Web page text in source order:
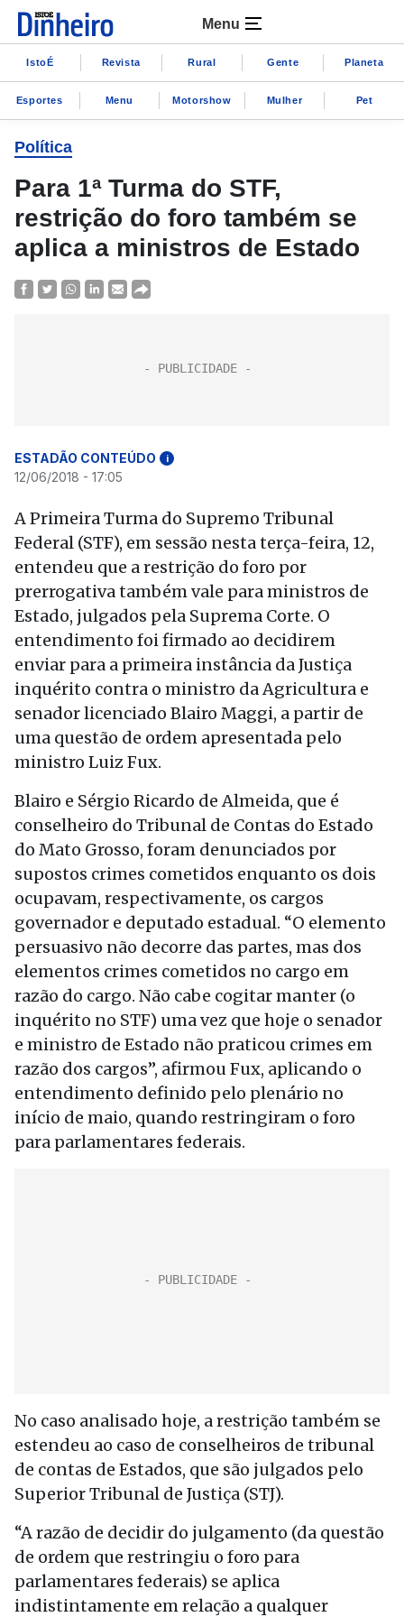
Menu
IstoÉ Revista Rural Gente Planeta
Esportes Menu Motorshow Mulher Pet
Política
Para 1ª Turma do STF,
restrição do foro também se
aplica a ministros de Estado
ESTADÃO CONTEÚDO i
12/06/2018 - 17:05
A Primeira Turma do Supremo Tribunal
Federal (STF), em sessão nesta terça-feira, 12,
entendeu que a restrição do foro por
prerrogativa também vale para ministros de
Estado, julgados pela Suprema Corte. O
entendimento foi firmado ao decidirem
enviar para a primeira instância da Justiça
inquérito contra o ministro da Agricultura e
senador licenciado Blairo Maggi, a partir de
uma questão de ordem apresentada pelo
ministro Luiz Fux.
Blairo e Sérgio Ricardo de Almeida, que é
conselheiro do Tribunal de Contas do Estado
do Mato Grosso, foram denunciados por
supostos crimes cometidos enquanto os dois
ocupavam, respectivamente, os cargos
governador e deputado estadual. “O elemento
persuasivo não decorre das partes, mas dos
elementos crimes cometidos no cargo em
razão do cargo. Não cabe cogitar manter (o
inquérito no STF) uma vez que hoje o senador
e ministro de Estado não praticou crimes em
razão dos cargos”, afirmou Fux, aplicando o
entendimento definido pelo plenário no
início de maio, quando restringiram o foro
para parlamentares federais.
No caso analisado hoje, a restrição também se
estendeu ao caso de conselheiros de tribunal
de contas de Estados, que são julgados pelo
Superior Tribunal de Justiça (STJ).
“A razão de decidir do julgamento (da questão
de ordem que restringiu o foro para
parlamentares federais) se aplica
indistintamente em relação a qualquer